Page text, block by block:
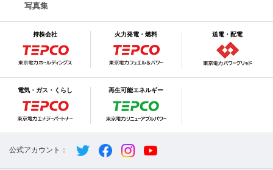
写真集
持株会社 火力発電・燃料 送電・配電
電気・ガス・くらし 再生可能エネルギー
公式アカウント：